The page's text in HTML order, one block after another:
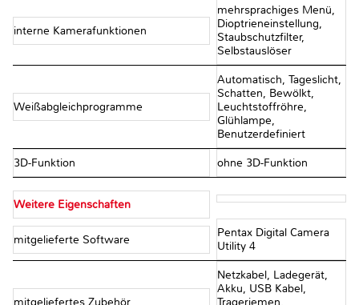
interne Kamerafunktionen
mehrsprachiges Menü,
Dioptrieneinstellung,
Staubschutzfilter,
Selbstauslöser
Weißabgleichprogramme
Automatisch, Tageslicht,
Schatten, Bewölkt,
Leuchtstoffröhre,
Glühlampe,
Benutzerdefiniert
3D-Funktion ohne 3D-Funktion
Weitere Eigenschaften
mitgelieferte Software
Pentax Digital Camera
Utility 4
Netzkabel, Ladegerät,
Akku, USB Kabel,